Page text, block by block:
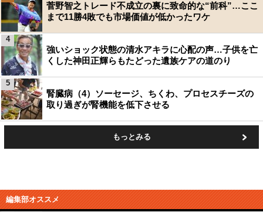
菅野智之トレード不成立の裏に致命的な“前科”…ここ
まで11勝4敗でも市場価値が低かったワケ
強いショック状態の清水アキラに心配の声…子供を亡
くした神田正輝らもたどった遺族ケアの道のり
4
腎臓病（4）ソーセージ、ちくわ、プロセスチーズの
取り過ぎが腎機能を低下させる
5
もっとみる
編集部オススメ